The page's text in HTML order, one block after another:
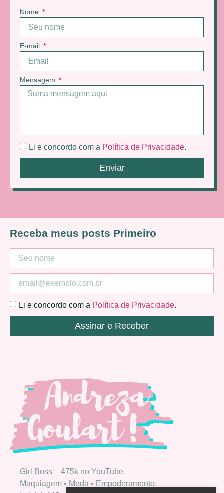
Nome
E-mail
Mensagem
Li e concordo com a Política de Privacidade.
Enviar
Girl Boss – 475k no YouTube
Maquiagem • Moda • Empoderamento.
Receba meus posts Primeiro
Li e concordo com a Política de Privacidade.
Assinar e Receber